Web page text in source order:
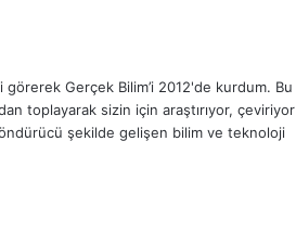
Gerçek Bilim’i 2012'de kurdum. Bu
toplayarak sizin için araştırıyor, çeviriyor
şekilde gelişen bilim ve teknoloji